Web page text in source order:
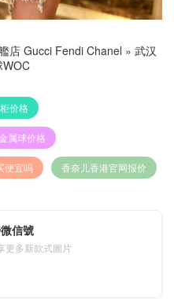
店 Gucci Fendi Chanel » 武汉
价格
属球价格
便宜吗 香奈儿香港官网报价
信號
更多新款式圖片